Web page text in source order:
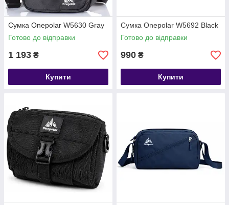
Сумка Onepolar W5630 Gray
Готово до відправки
1 193 ₴
Купити
Сумка Onepolar W5692 Black
Готово до відправки
990 ₴
Купити